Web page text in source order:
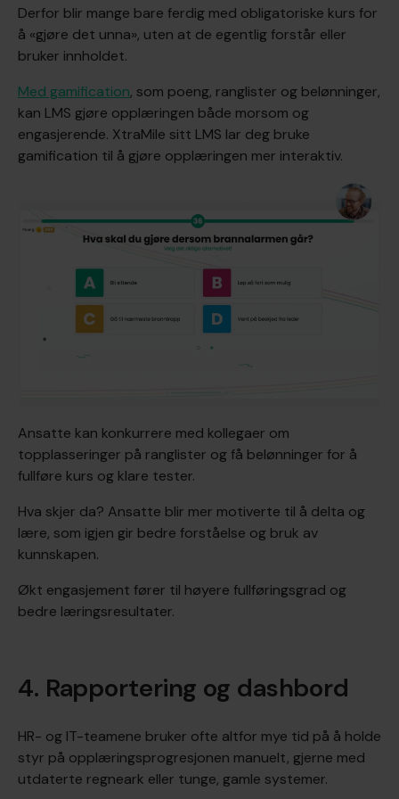
Derfor blir mange bare ferdig med obligatoriske kurs for
å «gjøre det unna», uten at de egentlig forstår eller
bruker innholdet.
Med gamification, som poeng, ranglister og belønninger,
kan LMS gjøre opplæringen både morsom og
engasjerende. XtraMile sitt LMS lar deg bruke
gamification til å gjøre opplæringen mer interaktiv.
Ansatte kan konkurrere med kollegaer om
topplasseringer på ranglister og få belønninger for å
fullføre kurs og klare tester.
Hva skjer da? Ansatte blir mer motiverte til å delta og
lære, som igjen gir bedre forståelse og bruk av
kunnskapen.
Økt engasjement fører til høyere fullføringsgrad og
bedre læringsresultater.
4. Rapportering og dashbord
HR- og IT-teamene bruker ofte altfor mye tid på å holde
styr på opplæringsprogresjonen manuelt, gjerne med
utdaterte regneark eller tunge, gamle systemer.